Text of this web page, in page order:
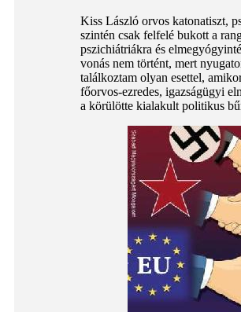
Kiss László orvos katonatiszt,
szintén csak felfelé bukott a
pszichiátriákra és
vonás nem történt, mert
találkoztam olyan esettel,
főorvos-ezredes, igazságügyi
a körülötte kialakult politikus